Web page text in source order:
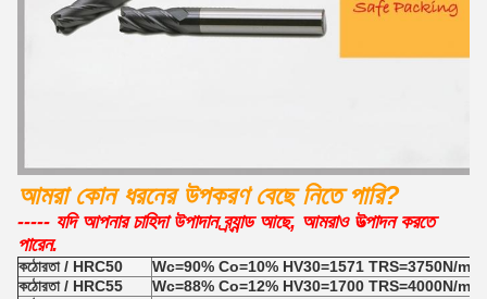
আমরা কোন ধরনের উপকরণ বেছে নিতে পারি?
----- যদি আপনার চাহিদা উপাদান ব্র্যান্ড আছে, আমরাও উত্পাদন করতে
পারেন.
কঠোরতা / HRC50 Wc=90% Co=10% HV30=1571 TRS=3750N/mm
কঠোরতা / HRC55 Wc=88% Co=12% HV30=1700 TRS=4000N/mm